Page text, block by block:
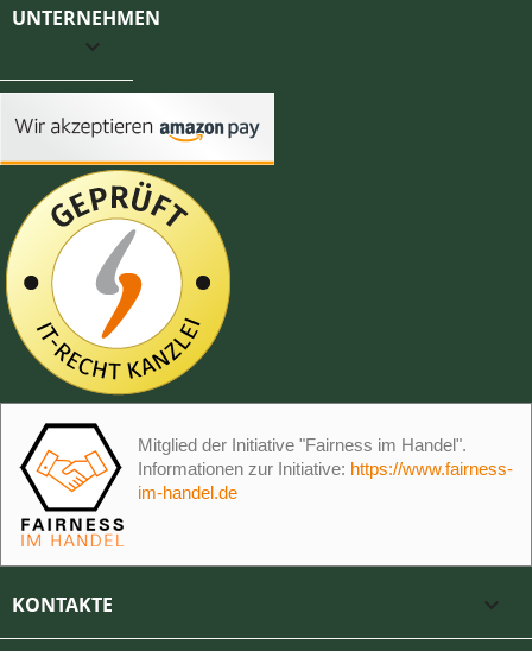
UNTERNEHMEN

Mitglied der Initiative "Fairness im Handel".
Informationen zur Initiative: https://www.fairness-
im-handel.de
KONTAKTE 